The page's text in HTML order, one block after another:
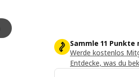
Sammle 11 Punkte
Werde kostenlos
Entdecke, was du